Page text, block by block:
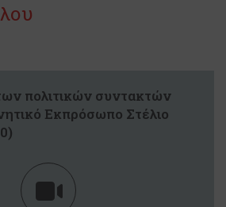
πολιτικών συντακτών
Εκπρόσωπο Στέλιο